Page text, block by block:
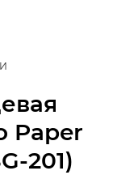
Paper
201)